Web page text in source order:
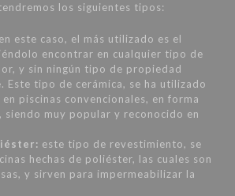
los siguientes tipos:
en este caso, el más utilizado es el
encontrar en cualquier tipo de
y sin ningún tipo de propiedad
Este tipo de cerámica, se ha utilizado
en piscinas convencionales, en forma
siendo muy popular y reconocido en
este tipo de revestimiento, se
hechas de poliéster, las cuales son
y sirven para impermeabilizar la